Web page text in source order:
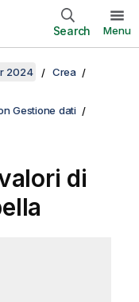
Search Menu
2024
Crea
Gestione dati
di